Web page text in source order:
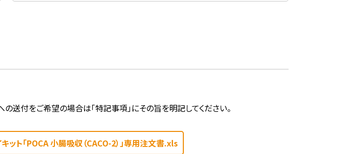
送付をご希望の場合は「特記事項」にその旨を明記してください。
ット「POCA 小腸吸収（CACO-2）」専用注文書.xls